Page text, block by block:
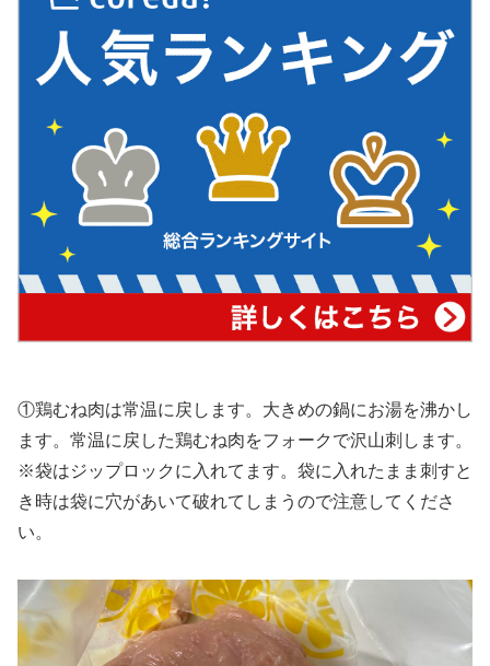
①鶏むね肉は常温に戻します。大きめの鍋にお湯を沸かし
ます。常温に戻した鶏むね肉をフォークで沢山刺します。
※袋はジップロックに入れてます。袋に入れたまま刺すと
き時は袋に穴があいて破れてしまうので注意してくださ
い。